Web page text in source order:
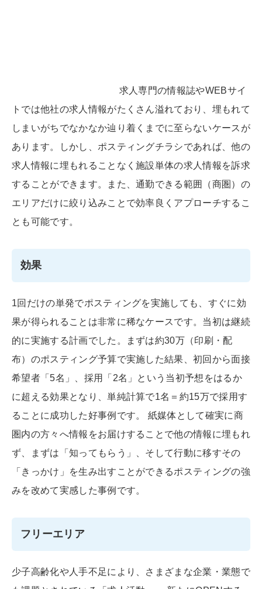
求人専門の情報誌やWEBサイ
トでは他社の求人情報がたくさん溢れており、埋もれて
しまいがちでなかなか辿り着くまでに至らないケースが
あります。しかし、ポスティングチラシであれば、他の
求人情報に埋もれることなく施設単体の求人情報を訴求
することができます。また、通勤できる範囲（商圏）の
エリアだけに絞り込みことで効率良くアプローチするこ
とも可能です。
効果
1回だけの単発でポスティングを実施しても、すぐに効
果が得られることは非常に稀なケースです。当初は継続
的に実施する計画でした。まずは約30万（印刷・配
布）のポスティング予算で実施した結果、初回から面接
希望者「5名」、採用「2名」という当初予想をはるか
に超える効果となり、単純計算で1名＝約15万で採用す
ることに成功した好事例です。 紙媒体として確実に商
圏内の方々へ情報をお届けすることで他の情報に埋もれ
ず、まずは「知ってもらう」、そして行動に移すその
「きっかけ」を生み出すことができるポスティングの強
みを改めて実感した事例です。
フリーエリア
少子高齢化や人手不足により、さまざまな企業・業態で